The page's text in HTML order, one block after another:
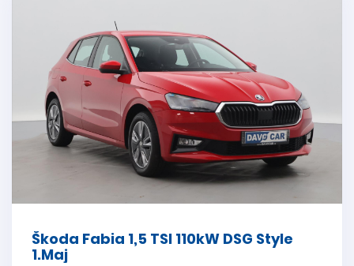
Škoda Fabia 1,5 TSI 110kW DSG Style
1.Maj